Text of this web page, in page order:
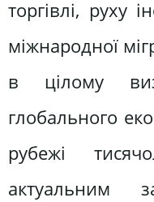
торгівлі, руху
міжнародної
в цілому
глобального
рубежі
актуальним